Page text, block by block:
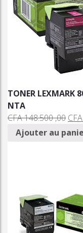
TONER LEXMARK
NTA
CFA148.500 ,00 CFA
Ajouter au